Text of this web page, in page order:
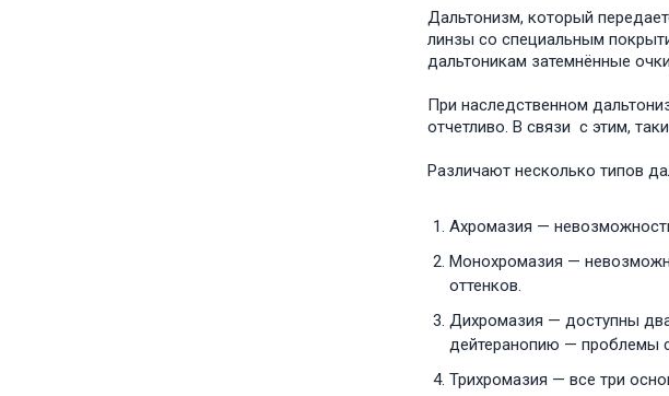
Дальтонизм, который
линзы со специальным
дальтоникам затемнённые
При наследственном
отчетливо. В связи с этим,
Различают несколько типов
Ахромазия —
Монохромазия —
оттенков.
Дихромазия — доступны
дейтеранопию — проблемы
Трихромазия — все три